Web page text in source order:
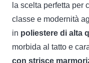
la scelta perfetta per
classe e modernità
in poliestere di alta
morbida al tatto e
con strisce